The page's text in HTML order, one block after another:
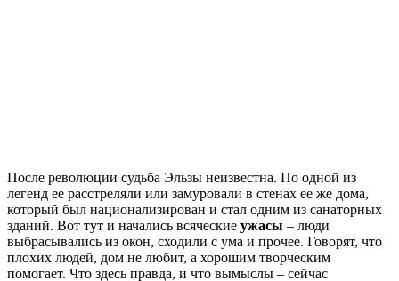
После революции судьба Эльзы неизвестна. По одной из
легенд ее расстреляли или замуровали в стенах ее же дома,
который был национализирован и стал одним из санаторных
зданий. Вот тут и начались всяческие ужасы – люди
выбрасывались из окон, сходили с ума и прочее. Говорят, что
плохих людей, дом не любит, а хорошим творческим
помогает. Что здесь правда, и что вымыслы – сейчас